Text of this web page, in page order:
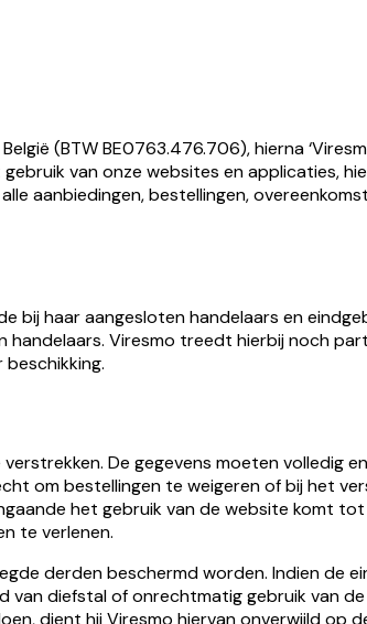
(BTW BE0763.476.706), hierna
van onze websites en applicaties,
aanbiedingen, bestellingen,
haar aangesloten handelaars en
Viresmo treedt hierbij noch
De gegevens moeten volledig
om bestellingen te weigeren of bij het
het gebruik van de website komt
te verlenen.
derden beschermd worden. Indien de
diefstal of onrechtmatig gebruik van
dient hij Viresmo hiervan onverwijld op